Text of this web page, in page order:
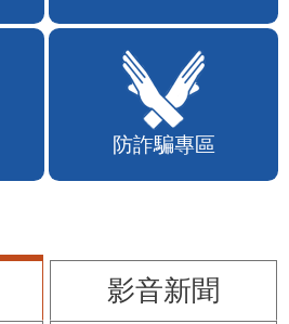
防詐騙專區
影音新聞